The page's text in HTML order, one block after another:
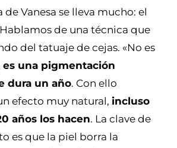
de Vanesa se lleva mucho: el
de una técnica que
del tatuaje de cejas. «No es
es una pigmentación
dura un año. Con ello
efecto muy natural, incluso
años los hacen. La clave de
es que la piel borra la